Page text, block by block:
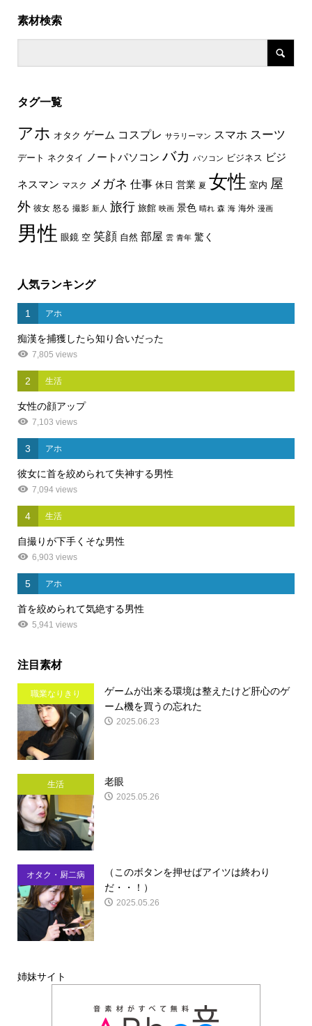
素材検索
タグ一覧
アホ オタク ゲーム コスプレ サラリーマン スマホ スーツ
デート ネクタイ ノートパソコン バカ パソコン ビジネス ビジ
ネスマン マスク メガネ 仕事 休日 営業 夏 女性 室内 屋
外 彼女 怒る 撮影 新人 旅行 旅館 映画 景色 晴れ 森 海 海外 漫画
男性 眼鏡 空 笑顔 自然 部屋 雲 青年 驚く
人気ランキング
1 アホ
痴漢を捕獲したら知り合いだった
7,805 views
2 生活
女性の顔アップ
7,103 views
3 アホ
彼女に首を絞められて失神する男性
7,094 views
4 生活
自撮りが下手くそな男性
6,903 views
5 アホ
首を絞められて気絶する男性
5,941 views
注目素材
職業なりきり
ゲームが出来る環境は整えたけど肝心のゲ
ーム機を買うの忘れた
2025.06.23
生活 老眼
2025.05.26
オタク・厨二病
（このボタンを押せばアイツは終わり
だ・・！）
2025.05.26
姉妹サイト